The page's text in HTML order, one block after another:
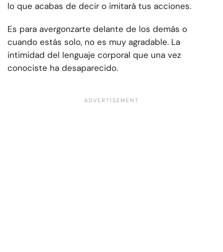
lo que acabas de decir o imitará tus acciones.
Es para avergonzarte delante de los demás o
cuando estás solo, no es muy agradable. La
intimidad del lenguaje corporal que una vez
conociste ha desaparecido.